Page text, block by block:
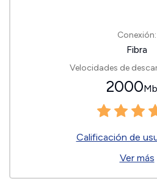
Conexión:
Fibra
Velocidades de
2000
Calificación de
Ver más